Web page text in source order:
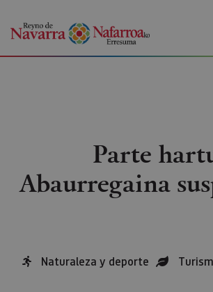
Parte
Abaurregaina
Naturaleza y deporte